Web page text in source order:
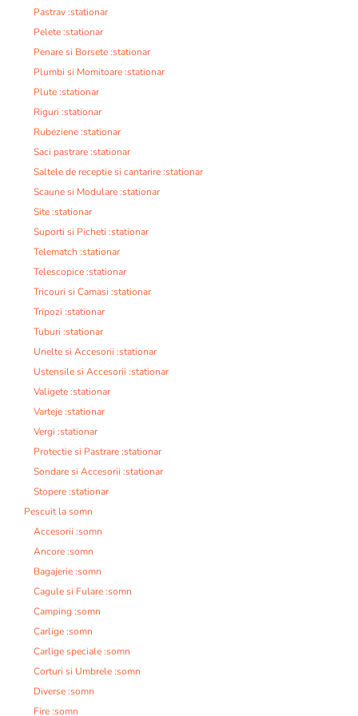
Pastrav :stationar
Pelete :stationar
Penare si Borsete :stationar
Plumbi si Momitoare :stationar
Plute :stationar
Riguri :stationar
Rubeziene :stationar
Saci pastrare :stationar
Saltele de receptie si cantarire :stationar
Scaune si Modulare :stationar
Site :stationar
Suporti si Picheti :stationar
Telematch :stationar
Telescopice :stationar
Tricouri si Camasi :stationar
Tripozi :stationar
Tuburi :stationar
Unelte si Accesorii :stationar
Ustensile si Accesorii :stationar
Valigete :stationar
Varteje :stationar
Vergi :stationar
Protectie si Pastrare :stationar
Sondare si Accesorii :stationar
Stopere :stationar
Pescuit la somn
Accesorii :somn
Ancore :somn
Bagajerie :somn
Cagule si Fulare :somn
Camping :somn
Carlige :somn
Carlige speciale :somn
Corturi si Umbrele :somn
Diverse :somn
Fire :somn